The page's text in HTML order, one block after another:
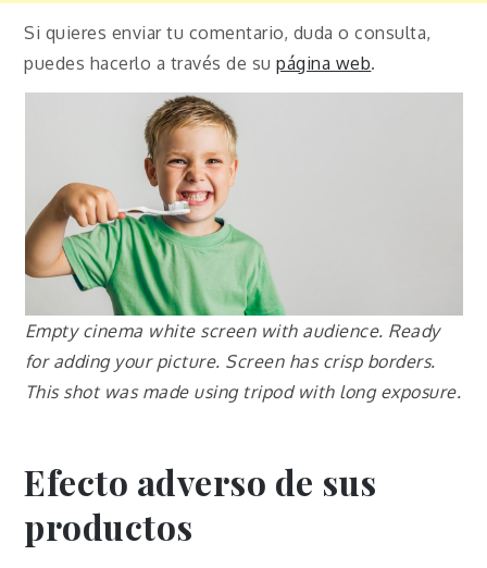
Si quieres enviar tu comentario, duda o consulta,
puedes hacerlo a través de supágina web.
Empty cinema white screen with audience. Ready
for adding your picture. Screen has crisp borders.
This shot was made using tripod with long exposure.
Efecto adverso de sus
productos